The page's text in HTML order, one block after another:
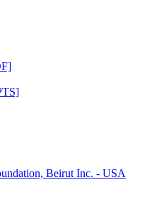
Beirut Inc. - USA